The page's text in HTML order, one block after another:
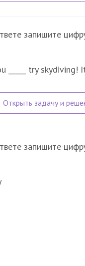
запишите
_____ try skydiving!
запишите